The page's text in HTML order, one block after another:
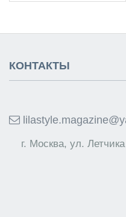
КОНТАКТЫ
г. Москва, ул.